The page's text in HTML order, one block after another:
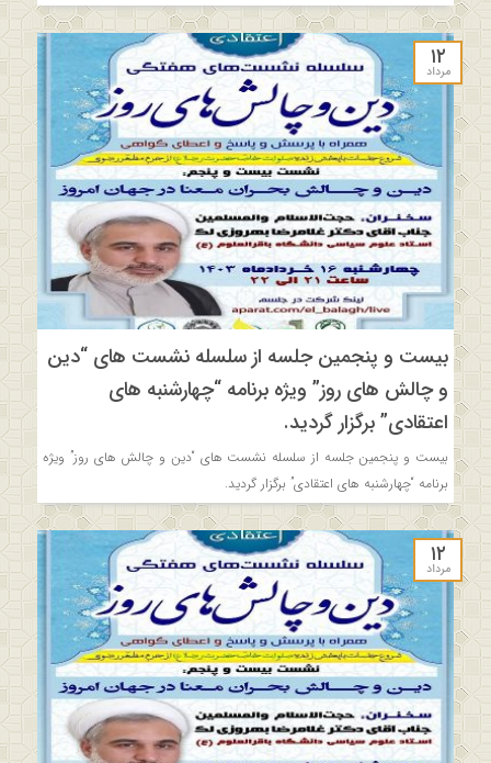
۱۲
مرداد
بیست و پنجمین جلسه از سلسله نشست های “دین
و چالش های روز” ویژه برنامه “چهارشنبه های
اعتقادی” برگزار گردید.
بیست و پنجمین جلسه از سلسله نشست های “دین و چالش های روز” ویژه
برنامه “چهارشنبه های اعتقادی” برگزار گردید.
۱۲
مرداد